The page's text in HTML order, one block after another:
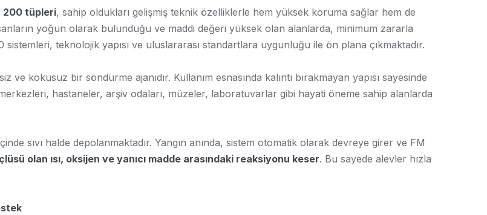
200 tüpleri, sahip oldukları gelişmiş teknik özelliklerle hem yüksek koruma sağlar hem de
yoğun olarak bulunduğu ve maddi değeri yüksek olan alanlarda, minimum zararla
teknolojik yapısı ve uluslararası standartlara uygunluğu ile ön plana çıkmaktadır.
kokusuz bir söndürme ajanıdır. Kullanım esnasında kalıntı bırakmayan yapısı sayesinde
hastaneler, arşiv odaları, müzeler, laboratuvarlar gibi hayati öneme sahip alanlarda
sıvı halde depolanmaktadır. Yangın anında, sistem otomatik olarak devreye girer ve FM
olan ısı, oksijen ve yanıcı madde arasındaki reaksiyonu keser. Bu sayede alevler hızla